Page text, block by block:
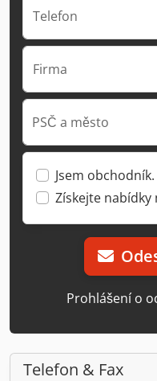
Telefon
Firma
PSČ a město
Jsem obchodník.
Získejte
Prohlášení o
Telefon & Fax